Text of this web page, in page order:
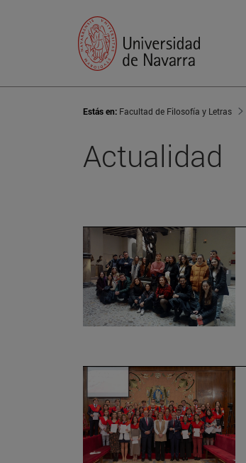
Estás en: Facultad de Filosofía y Letras
Actualidad